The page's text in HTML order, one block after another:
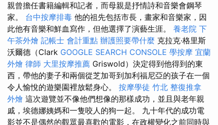
親曾擔任書籍編輯和記者，而母親是抒情詩和音樂會鋼琴
家。 台中按摩排毒 他的祖先包括市長，畫家和音樂家，因
此他有音樂和鮮血寫作，但他選擇了演藝生涯。 養老院 下
午茶外燴 記帳士 會計重點 辦護照要帶什麼 克拉克·格里斯
沃爾德（Clark GOOGLE SEARCH CONSOLE 學按摩 宜蘭
外燴 律師 大里按摩推薦 Griswold）決定得到他得到的東
西，帶他的妻子和兩個從芝加哥到加利福尼亞的孩子在一個
令人愉悅的遊樂園裡放鬆身心。 按摩學徒 竹北 整復推拿
外燴 這次遊覽並不像他們想像的那樣成功，並且與老年親
戚，埃德娜姨媽和一隻咬人的狗一起。 九十年代的成功電
影並不是偶然的觀眾最喜歡的電影，在政權變化之前同時與